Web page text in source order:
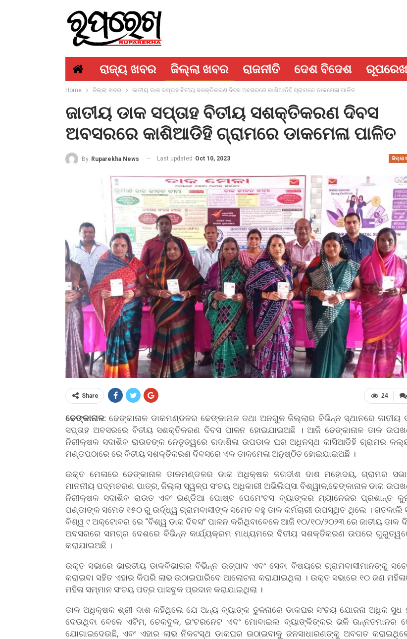
ରାଜ୍ୟ ଖବର ଜିଲ୍ଲା ଖବର ରାଜନୀତି ଦେଶ ବିଦେଶ
Home ଜିଲ୍ଲା ଖବର ଜାତୀୟ ଡାକ ସପ୍ତାହ ବିତୀୟ ସଶକ୍ତିକରଣ ଦିବସ ଅବସରରେ କାଶିଆଡିହି ଗ୍ରାମରେ ଡାକମେଳା ପାଳିତ
ଜାତୀୟ ଡାକ ସପ୍ତାହ ବିତୀୟ ସଶକ୍ତିକରଣ ଦିବସ
ଅବସରରେ କାଶିଆଡିହି ଗ୍ରାମରେ ଡାକମେଳା ପାଳିତ
ଜିଲ୍ଲା
By Ruparekha News Last updated Oct 10, 2023
24
Share
ଢେଙ୍କାନାଳ: ଢେଙ୍କାନାଳ ଡାକମଣ୍ଡଳର ଢେଙ୍କାନାଳ ତଥା ଅନଗୁଳ ଜିଲ୍ଲାର ବିଭିନ୍ନ ସ୍ଥାନରେ ଜାତୀୟ
ସପ୍ତାହ ଅବସରରେ ବିତୀୟ ସଶକ୍ତିକରଣ ଦିବସ ପାଳନ ହୋଇଯାଇଅଛି । ଆଜି ଢେଙ୍କାନାଳ ଡାକ
ନିରୀକ୍ଷକ ସଦାଶିବ ରାଉତଙ୍କ ନେତୃତ୍ୱରେ ଗଦାଶିଳା ଉପଡାକ ଘର ଅଧିନସ୍ଥ କାସିଆଡିହି ଗ୍ରାମର
ମଣ୍ଡପଠାରେ ରେ ବିତୀୟ ସଶକ୍ତିକରଣ ଦିବସରେ ଏକ ଡାକମେଳା ଅନୁଷ୍ଠିତ ହୋଇଯାଇଅଛି ।
ଉକ୍ତ ମେଳାରେ ଢେଙ୍କାନାଳ ଡାକମଣ୍ଡଳର ଡାକ ଅଧିକ୍ଷକ ଜଗଦୀଶ ଦାଶ ମହୋଦୟ, ଗ୍ରାମର
ମାନନୀୟ ପଦ୍ମଚରଣ ପାତ୍ର, ଜିଲ୍ଲା ସ୍ୱଳ୍ପ ସଂଚୟ ଅଧିକାରୀ ଅଭିଲିପ୍ସା ବିଶ୍ୱାଳ,ଢେଙ୍କାନାଳ ଡାକ
ନିରୀକ୍ଷକ ସଦାଶିବ ରାଉତ ଏବଂ ଇଣ୍ଡିଆ ପୋଷ୍ଟ ପେମେଂଟସ ବ୍ୟାଙ୍କର ମ୍ୟାନେଜର ପ୍ରଶାନ୍ତ
ପଣ୍ଡାଙ୍କ ସମେତ ୧୫୦ ରୁ ଉର୍ଦ୍ଧ୍ୱ ଗ୍ରାମବାସୀଙ୍କ ସମେତ ବହୁ ଡାକ କର୍ମଚାରୀ ଉପସ୍ଥିତ ଥିଲେ । ଗତକାଲି
ବିଶ୍ୱ ୯ ଅକ୍ଟୋବର ରେ “ବିଶ୍ୱ ଡାକ ଦିବସ” ପାଳନ କରିଥିବାବେଳେ ଆଜି ୧୦/୧୦/୨୦୨୩ ରେ ଜାତୀୟ ଡାକ
ଅବସରରେ ସମଗ୍ର ଦେଶରେ ବିଭିନ୍ନ କାର୍ଯ୍ୟକ୍ରମ ମାଧ୍ୟମରେ ବିତୀୟ ସଶକ୍ତିକରଣ ଉପରେ
କରାଯାଇଅଛି ।
ଉକ୍ତ ସଭାରେ ଭାରତୀୟ ଡାକବିଭାଗର ବିଭିନ୍ନ ଉତ୍ପାଦ ଏବଂ ସେବା ବିଷୟରେ ଗ୍ରାମବାସୀମାନଙ୍କୁ
କରାଇବା ସହିତ ଏହାର କିପରି ଲାଭ ଉଠାଇପାରିବେ ଆଲୋଚନା କରାଯାଇଥିଲା । ଉକ୍ତ ସଭାରେ ୧୦ ଜଣ
ମହିଳା ସମ୍ମାନ ସଂଚୟ ପତ୍ର ପାସବୁକ ପ୍ରଦାନ କରାଯାଇଥିଲା ।
ଡାକ ଅଧିକ୍ଷକ ଶ୍ରୀ ଦାଶ କହିଥିଲେ ଯେ ଅନ୍ୟ ବ୍ୟାଙ୍କ ତୁଳନାରେ ଡାକଘର ସଂଚୟ ଯୋଜନା ଅଧିକ ସୁଧ
ଦେଉଥିବା ବେଳେ ଏଟିମ, ଚେକବୁକ, ଇଂଟରନେଟ ଏବଂ ମୋବାଇଲ ବ୍ୟାଙ୍କିଙ୍କର ଭଳି ଉନ୍ନତମାନର
ଯୋଗାଇଦେଉଛି, ଏବଂ ଏହାର ଲାଭ ନିକଟସ୍ଥ ଡାକଘର ଉଠାଇବାକୁ ଜନସାଧାରଣଙ୍କୁ ଅବଗତ